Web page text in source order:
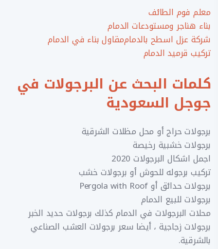
معلم فوم الطائف
بناء هناجر ومستودعات الدمام
شركة عزل اسطح بالدماممقاول بناء في الدمام
تركيب قرميد الدمام
كلمات البحث عن البرجولات في
جوجل السعودية
برجولات حراج أو محل مظلات الشرقية
برجولات خشبية رخيصة
اجمل اشكال البرجولات 2020
تركيب برجوله للحوش أو برجولات خشب
برجولات حدائق أو Pergola with Roof
برجولات للبيع الدمام
محلات البرجولات في الدمام كذلك برجولات حديد الخبر
برجولات زجاجية ، أيضا سعر برجولات العشب الصناعي
بالشرقية.